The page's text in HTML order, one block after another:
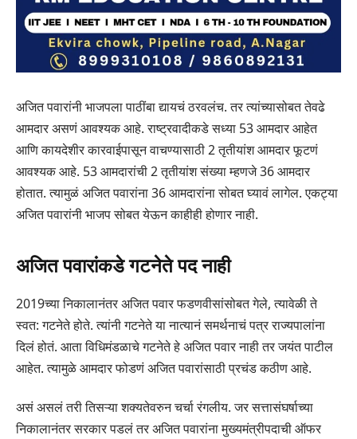
अजित पवारांनी भाजपला पाठींबा द्यायचं ठरवलंच. तर त्यांच्यासोबत तेवढे
आमदार असणं आवश्यक आहे. राष्ट्रवादीकडे सध्या 53 आमदार आहेत
आणि कायदेशीर कारवाईपासून वाचण्यासाठी 2 तृतीयांश आमदार फूटणं
आवश्यक आहे. 53 आमदारांची 2 तृतीयांश संख्या म्हणजे 36 आमदार
होतात. त्यामुळं अजित पवारांना 36 आमदारांना सोबत घ्यावं लागेल. एकट्या
अजित पवारांनी भाजप सोबत येऊन काहीही होणार नाही.
अजित पवारांकडे गटनेते पद नाही
2019च्या निकालानंतर अजित पवार फडणवीसांसोबत गेले, त्यावेळी ते
स्वत: गटनेते होते. त्यांनी गटनेते या नात्यानं समर्थनाचं पत्र राज्यपालांना
दिलं होतं. आता विधिमंडळाचे गटनेते हे अजित पवार नाही तर जयंत पाटील
आहेत. त्यामुळे आमदार फोडणं अजित पवारांसाठी प्रचंड कठीण आहे.
असं असलं तरी तिसऱ्या शक्यतेवरुन चर्चा रंगलीय. जर सत्तासंघर्षाच्या
निकालानंतर सरकार पडलं तर अजित पवारांना मुख्यमंत्रीपदाची ऑफर